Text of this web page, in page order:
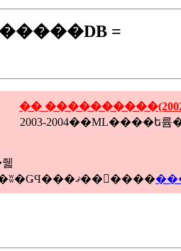
=
�ǡ������ϰ�ʬ�ۤ��������ˤĤ��Ƥϡ��ޤ��ºݤ�ή�ԤȤ��������θ�Ƥ����ʬ�ǤϤ���ޤ��󡣾����